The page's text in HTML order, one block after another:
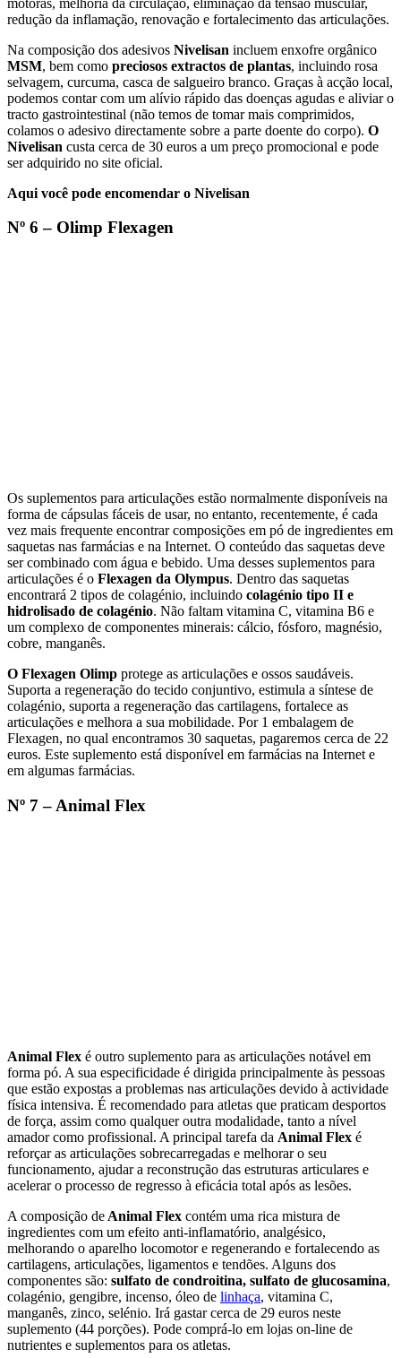
redução da inflamação, renovação e fortalecimento das articulações.
Na composição dos adesivos Nivelisan incluem enxofre orgânico
MSM, bem como preciosos extractos de plantas, incluindo rosa
selvagem, curcuma, casca de salgueiro branco. Graças à acção local,
podemos contar com um alívio rápido das doenças agudas e aliviar o
tracto gastrointestinal (não temos de tomar mais comprimidos,
colamos o adesivo directamente sobre a parte doente do corpo). O
Nivelisan custa cerca de 30 euros a um preço promocional e pode
ser adquirido no site oficial.
Aqui você pode encomendar o Nivelisan
Nº 6 – Olimp Flexagen
Os suplementos para articulações estão normalmente disponíveis na
forma de cápsulas fáceis de usar, no entanto, recentemente, é cada
vez mais frequente encontrar composições em pó de ingredientes em
saquetas nas farmácias e na Internet. O conteúdo das saquetas deve
ser combinado com água e bebido. Uma desses suplementos para
articulações é o Flexagen da Olympus. Dentro das saquetas
encontrará 2 tipos de colagénio, incluindo colagénio tipo II e
hidrolisado de colagénio. Não faltam vitamina C, vitamina B6 e
um complexo de componentes minerais: cálcio, fósforo, magnésio,
cobre, manganês.
O Flexagen Olimp protege as articulações e ossos saudáveis.
Suporta a regeneração do tecido conjuntivo, estimula a síntese de
colagénio, suporta a regeneração das cartilagens, fortalece as
articulações e melhora a sua mobilidade. Por 1 embalagem de
Flexagen, no qual encontramos 30 saquetas, pagaremos cerca de 22
euros. Este suplemento está disponível em farmácias na Internet e
em algumas farmácias.
Nº 7 – Animal Flex
Animal Flex é outro suplemento para as articulações notável em
forma pó. A sua especificidade é dirigida principalmente às pessoas
que estão expostas a problemas nas articulações devido à actividade
física intensiva. É recomendado para atletas que praticam desportos
de força, assim como qualquer outra modalidade, tanto a nível
amador como profissional. A principal tarefa da Animal Flex é
reforçar as articulações sobrecarregadas e melhorar o seu
funcionamento, ajudar a reconstrução das estruturas articulares e
acelerar o processo de regresso à eficácia total após as lesões.
A composição de Animal Flex contém uma rica mistura de
ingredientes com um efeito anti-inflamatório, analgésico,
melhorando o aparelho locomotor e regenerando e fortalecendo as
cartilagens, articulações, ligamentos e tendões. Alguns dos
componentes são: sulfato de condroitina, sulfato de glucosamina,
colagénio, gengibre, incenso, óleo de linhaça, vitamina C,
manganês, zinco, selénio. Irá gastar cerca de 29 euros neste
suplemento (44 porções). Pode comprá-lo em lojas on-line de
nutrientes e suplementos para os atletas.